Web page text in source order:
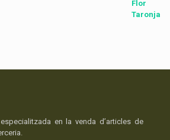
en la venda d’articles de